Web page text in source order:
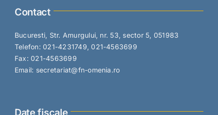
Contact
Bucuresti, Str. Amurgului, nr. 53, sector 5, 051983
Telefon: 021-4231749, 021-4563699
Fax: 021-4563699
Email: secretariat@fn-omenia.ro